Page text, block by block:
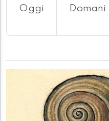
Oggi Domani